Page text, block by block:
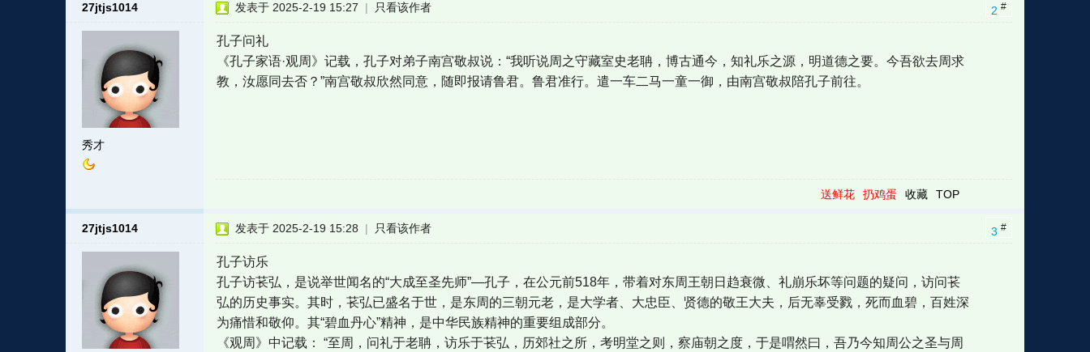
27jtjs1014
秀才
2 #
发表于 2025-2-19 15:27 | 只看该作者
孔子问礼
《孔子家语·观周》记载，孔子对弟子南宫敬叔说：“我听说周之守藏室史老聃，博古通今，知礼乐之源，明道德之要。今吾欲去周求
教，汝愿同去否？”南宫敬叔欣然同意，随即报请鲁君。鲁君准行。遣一车二马一童一御，由南宫敬叔陪孔子前往。
送鲜花 扔鸡蛋 收藏 TOP
27jtjs1014 3 #
发表于 2025-2-19 15:28 | 只看该作者
孔子访乐
孔子访苌弘，是说举世闻名的“大成至圣先师”—孔子，在公元前518年，带着对东周王朝日趋衰微、礼崩乐坏等问题的疑问，访问苌
弘的历史事实。其时，苌弘已盛名于世，是东周的三朝元老，是大学者、大忠臣、贤德的敬王大夫，后无辜受戮，死而血碧，百姓深
为痛惜和敬仰。其“碧血丹心”精神，是中华民族精神的重要组成部分。
《观周》中记载： “至周，问礼于老聃，访乐于苌弘，历郊社之所，考明堂之则，察庙朝之度，于是喟然曰，吾乃今知周公之圣与周